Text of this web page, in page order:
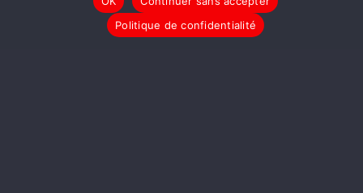
Tête de Gondole : Flamby Président?
Politique de confidentialité